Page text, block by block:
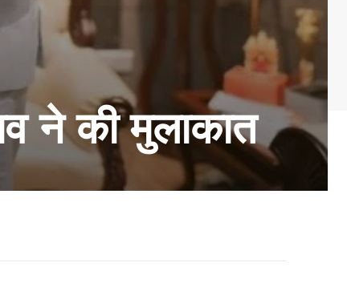
ने की मुलाकात